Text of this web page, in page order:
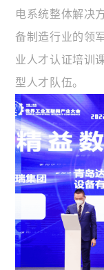
电系统整体解决
备制造行业的领
业人才认证培训
型人才队伍。